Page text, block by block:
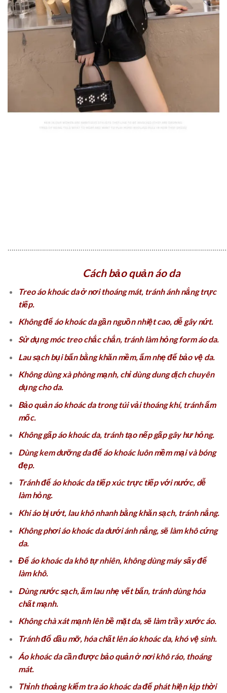
Cách bảo quản áo da
Treo áo khoác da ở nơi thoáng mát, tránh ánh nắng trực
tiếp.
Không để áo khoác da gần nguồn nhiệt cao, dễ gây nứt.
Sử dụng móc treo chắc chắn, tránh làm hỏng form áo da.
Lau sạch bụi bẩn bằng khăn mềm, ẩm nhẹ để bảo vệ da.
Không dùng xà phòng mạnh, chỉ dùng dung dịch chuyên
dụng cho da.
Bảo quản áo khoác da trong túi vải thoáng khí, tránh ẩm
mốc.
Không gấp áo khoác da, tránh tạo nếp gấp gây hư hỏng.
Dùng kem dưỡng da để áo khoác luôn mềm mại và bóng
đẹp.
Tránh để áo khoác da tiếp xúc trực tiếp với nước, dễ
làm hỏng.
Khi áo bị ướt, lau khô nhanh bằng khăn sạch, tránh nắng.
Không phơi áo khoác da dưới ánh nắng, sẽ làm khô cứng
da.
Để áo khoác da khô tự nhiên, không dùng máy sấy để
làm khô.
Dùng nước sạch, ấm lau nhẹ vết bẩn, tránh dùng hóa
chất mạnh.
Không chà xát mạnh lên bề mặt da, sẽ làm trầy xước áo.
Tránh đổ dầu mỡ, hóa chất lên áo khoác da, khó vệ sinh.
Áo khoác da cần được bảo quản ở nơi khô ráo, thoáng
mát.
Thỉnh thoảng kiểm tra áo khoác da để phát hiện kịp thời